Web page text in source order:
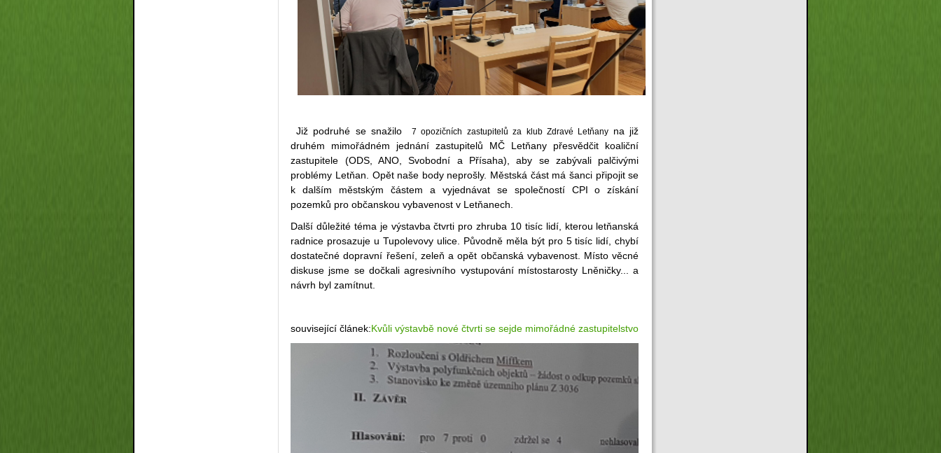
Již podruhé se snažilo 7 opozičních zastupitelů za klub Zdravé Letňany na již
druhém mimořádném jednání zastupitelů MČ Letňany přesvědčit koaliční
zastupitele (ODS, ANO, Svobodní a Přísaha), aby se zabývali palčivými
problémy Letňan. Opět naše body neprošly. Městská část má šanci připojit se
k dalším městským částem a vyjednávat se společností CPI o získání
pozemků pro občanskou vybavenost v Letňanech.
Další důležité téma je výstavba čtvrti pro zhruba 10 tisíc lidí, kterou letňanská
radnice prosazuje u Tupolevovy ulice. Původně měla být pro 5 tisíc lidí, chybí
dostatečné dopravní řešení, zeleň a opět občanská vybavenost. Místo věcné
diskuse jsme se dočkali agresivního vystupování místostarosty Lněničky... a
návrh byl zamítnut.
související článek:Kvůli výstavbě nové čtvrti se sejde mimořádné zastupitelstvo